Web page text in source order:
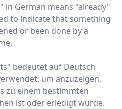
in German means "already"
to indicate that something
or been done by a
bedeutet auf Deutsch
um anzuzeigen,
zu einem bestimmten
ist oder erledigt wurde.